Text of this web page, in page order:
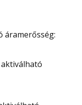
áramerősség: